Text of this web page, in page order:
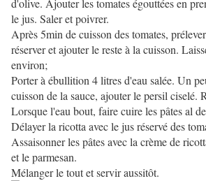
d'olive. Ajouter les tomates égouttées en
le jus. Saler et poivrer.
Après 5min de cuisson des tomates,
réserver et ajouter le reste à la cuisson.
environ;
Porter à ébullition 4 litres d'eau salée. Un
cuisson de la sauce, ajouter le persil ciselé.
Lorsque l'eau bout, faire cuire les pâtes al
Délayer la ricotta avec le jus réservé des
Assaisonner les pâtes avec la crème de
et le parmesan.
Mélanger le tout et servir aussitôt.